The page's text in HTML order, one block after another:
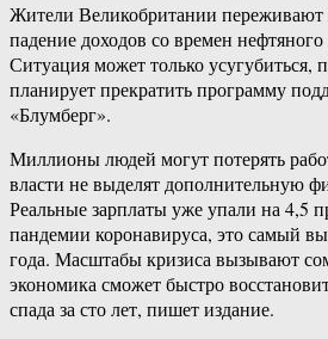
Жители Великобритании переживают
падение доходов со времен
Ситуация может только усугубиться,
планирует прекратить программу
«Блумберг».
Миллионы людей могут потерять
власти не выделят дополнительную
Реальные зарплаты уже упали на 4,5
пандемии коронавируса, это самый
года. Масштабы кризиса вызывают
экономика сможет быстро
спада за сто лет, пишет издание.